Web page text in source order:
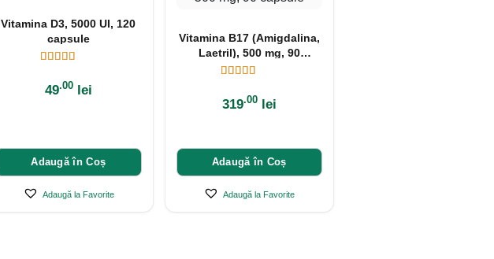
Vitamina D3, 5000 UI, 120
capsule
49.00 lei
Adaugă în Coș
Adaugă la Favorite
Vitamina B17 (Amigdalina,
Laetril), 500 mg, 90
capsule
319.00 lei
Adaugă în Coș
Adaugă la Favorite